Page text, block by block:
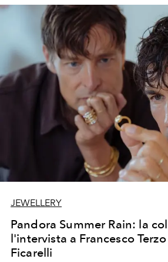
JEWELLERY
Pandora Summer Rain: la
l'intervista a Francesco
Ficarelli